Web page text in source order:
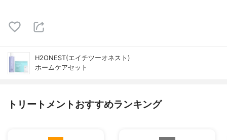
H2ONEST(エイチツーオネスト)
ホームケアセット
トリートメントおすすめランキング